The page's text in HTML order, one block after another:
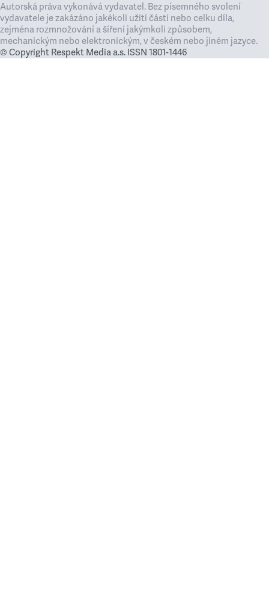
Autorská práva vykonává vydavatel. Bez písemného svolení
vydavatele je zakázáno jakékoli užití částí nebo celku díla,
zejména rozmnožování a šíření jakýmkoli způsobem,
mechanickým nebo elektronickým, v českém nebo jiném jazyce.
© Copyright Respekt Media a.s. ISSN 1801-1446